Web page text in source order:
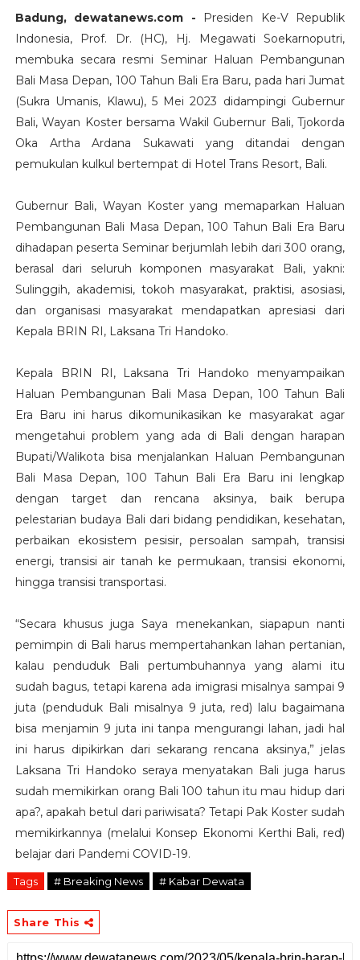
Badung, dewatanews.com - Presiden Ke-V Republik
Indonesia, Prof. Dr. (HC), Hj. Megawati Soekarnoputri,
membuka secara resmi Seminar Haluan Pembangunan
Bali Masa Depan, 100 Tahun Bali Era Baru, pada hari Jumat
(Sukra Umanis, Klawu), 5 Mei 2023 didampingi Gubernur
Bali, Wayan Koster bersama Wakil Gubernur Bali, Tjokorda
Oka Artha Ardana Sukawati yang ditandai dengan
pemukulan kulkul bertempat di Hotel Trans Resort, Bali.
Gubernur Bali, Wayan Koster yang memaparkan Haluan
Pembangunan Bali Masa Depan, 100 Tahun Bali Era Baru
dihadapan peserta Seminar berjumlah lebih dari 300 orang,
berasal dari seluruh komponen masyarakat Bali, yakni:
Sulinggih, akademisi, tokoh masyarakat, praktisi, asosiasi,
dan organisasi masyarakat mendapatkan apresiasi dari
Kepala BRIN RI, Laksana Tri Handoko.
Kepala BRIN RI, Laksana Tri Handoko menyampaikan
Haluan Pembangunan Bali Masa Depan, 100 Tahun Bali
Era Baru ini harus dikomunikasikan ke masyarakat agar
mengetahui problem yang ada di Bali dengan harapan
Bupati/Walikota bisa menjalankan Haluan Pembangunan
Bali Masa Depan, 100 Tahun Bali Era Baru ini lengkap
dengan target dan rencana aksinya, baik berupa
pelestarian budaya Bali dari bidang pendidikan, kesehatan,
perbaikan ekosistem pesisir, persoalan sampah, transisi
energi, transisi air tanah ke permukaan, transisi ekonomi,
hingga transisi transportasi.
“Secara khusus juga Saya menekankan, siapapun nanti
pemimpin di Bali harus mempertahankan lahan pertanian,
kalau penduduk Bali pertumbuhannya yang alami itu
sudah bagus, tetapi karena ada imigrasi misalnya sampai 9
juta (penduduk Bali misalnya 9 juta, red) lalu bagaimana
bisa menjamin 9 juta ini tanpa mengurangi lahan, jadi hal
ini harus dipikirkan dari sekarang rencana aksinya,” jelas
Laksana Tri Handoko seraya menyatakan Bali juga harus
sudah memikirkan orang Bali 100 tahun itu mau hidup dari
apa?, apakah betul dari pariwisata? Tetapi Pak Koster sudah
memikirkannya (melalui Konsep Ekonomi Kerthi Bali, red)
belajar dari Pandemi COVID-19.
Tags # Breaking News # Kabar Dewata
Share This